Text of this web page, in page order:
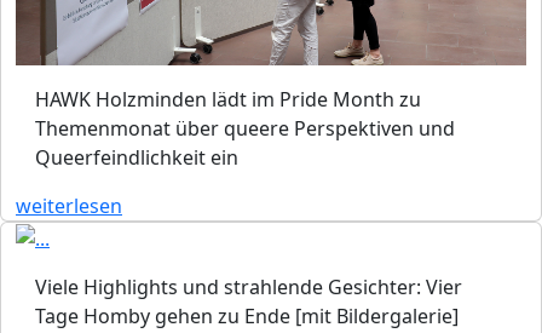
HAWK Holzminden lädt im Pride Month zu
Themenmonat über queere Perspektiven und
Queerfeindlichkeit ein
weiterlesen
Viele Highlights und strahlende Gesichter: Vier
Tage Homby gehen zu Ende [mit Bildergalerie]